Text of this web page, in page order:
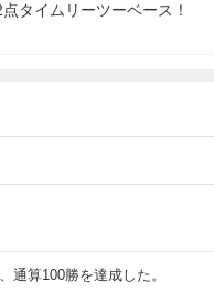
タイムリーツーベース！
通算100勝を達成した。